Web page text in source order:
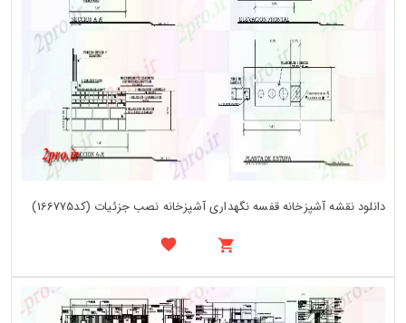
دانلود نقشه آشپزخانه قفسه نگهداری آشپزخانه نصب جزئیات (کد166775)